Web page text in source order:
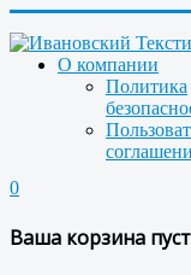
0
Ваша корзина
О компании
Политика